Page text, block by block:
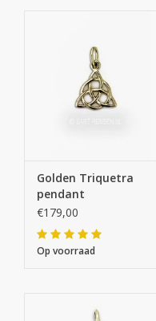
Golden Triquetra
pendant
€179,00
Op voorraad